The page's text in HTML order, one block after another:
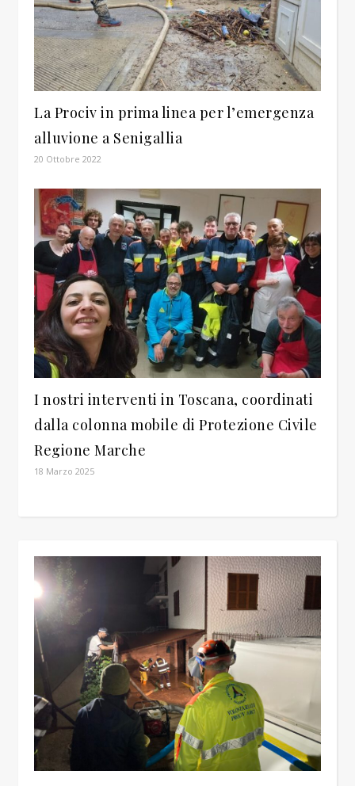
La Prociv in prima linea per l’emergenza
alluvione a Senigallia
20 Ottobre 2022
I nostri interventi in Toscana, coordinati
dalla colonna mobile di Protezione Civile
Regione Marche
18 Marzo 2025